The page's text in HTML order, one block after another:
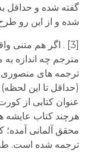
گفته شده و حداقل
شده و از این رو
[3] . اگر هم متنی
مترجم چه اندازه
ترجمه های منصوری
(حداقل تا این
عنوان کتابی از
هرچند کتاب عایشه
محقق آلمانی آمده؛
ترجمه شده است.